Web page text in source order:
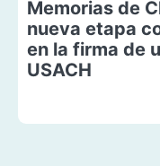
Memorias de
nueva etapa
en la firma de
USACH